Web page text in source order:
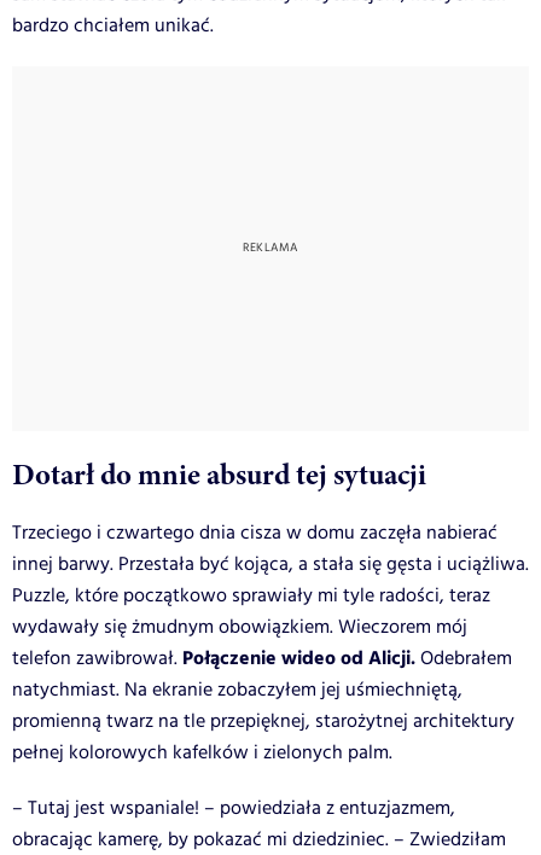
bardzo chciałem unikać.
Dotarł do mnie absurd tej sytuacji
Trzeciego i czwartego dnia cisza w domu zaczęła nabierać
innej barwy. Przestała być kojąca, a stała się gęsta i uciążliwa.
Puzzle, które początkowo sprawiały mi tyle radości, teraz
wydawały się żmudnym obowiązkiem. Wieczorem mój
telefon zawibrował. Połączenie wideo od Alicji.Odebrałem
natychmiast. Na ekranie zobaczyłem jej uśmiechniętą,
promienną twarz na tle przepięknej, starożytnej architektury
pełnej kolorowych kafelków i zielonych palm.
– Tutaj jest wspaniale! – powiedziała z entuzjazmem,
obracając kamerę, by pokazać mi dziedziniec. – Zwiedziłam